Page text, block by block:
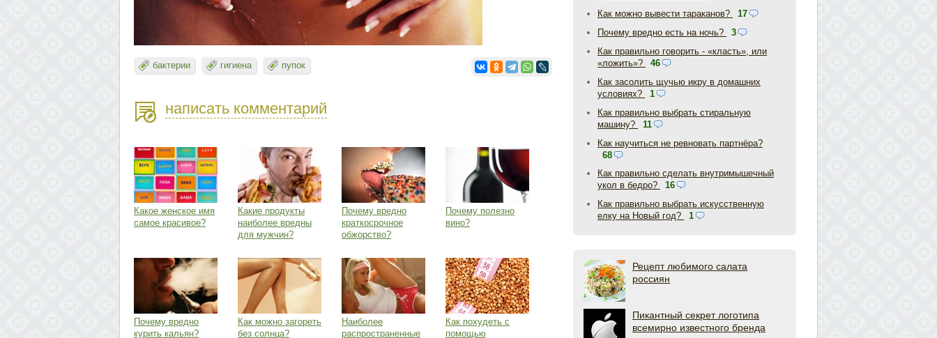
бактерии гигиена пупок
написать комментарий
Какое женское имя
самое красивое?
Какие продукты
наиболее вредны
для мужчин?
Почему вредно
краткосрочное
обжорство?
Почему полезно
вино?
Почему вредно
курить кальян?
Как можно загореть
без солнца?
Наиболее
распространенные
Как похудеть с
помощью
Как можно вывести тараканов?
17
Почему вредно есть на ночь?
3
Как правильно говорить - «класть», или
«ложить»?
46
Как засолить щучью икру в домашних
условиях?
1
Как правильно выбрать стиральную
машину?
11
Как научиться не ревновать партнёра?
68
Как правильно сделать внутримышечный
укол в бедро?
16
Как правильно выбрать искусственную
елку на Новый год?
1
Рецепт любимого салата
россиян
Пикантный секрет логотипа
всемирно известного бренда